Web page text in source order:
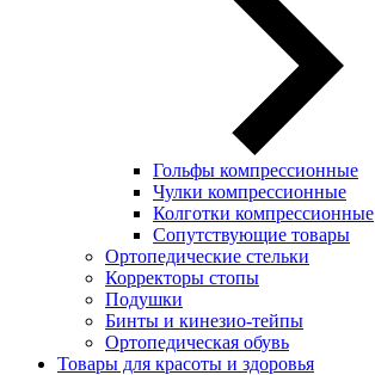
Гольфы компрессионные
Чулки компрессионные
Колготки компрессионные
Сопутствующие товары
Ортопедические стельки
Корректоры стопы
Подушки
Бинты и кинезио-тейпы
Ортопедическая обувь
Товары для красоты и здоровья